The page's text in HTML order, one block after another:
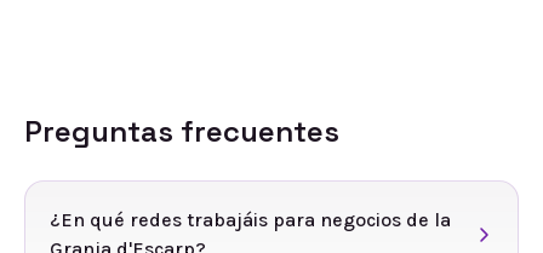
Preguntas frecuentes
¿En qué redes trabajáis para negocios de la